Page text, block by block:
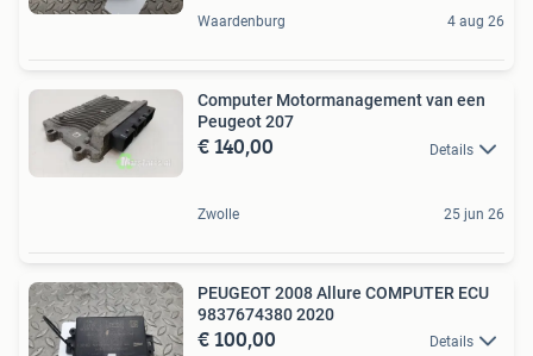
Waardenburg 4 aug 26
Computer Motormanagement van een
Peugeot 207
€ 140,00 Details
Zwolle 25 jun 26
PEUGEOT 2008 Allure COMPUTER ECU
9837674380 2020
€ 100,00 Details